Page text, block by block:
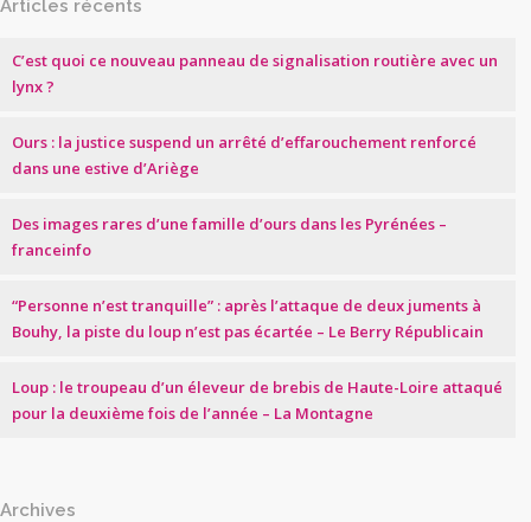
Articles récents
C’est quoi ce nouveau panneau de signalisation routière avec un
lynx ?
Ours : la justice suspend un arrêté d’effarouchement renforcé
dans une estive d’Ariège
Des images rares d’une famille d’ours dans les Pyrénées –
franceinfo
“Personne n’est tranquille” : après l’attaque de deux juments à
Bouhy, la piste du loup n’est pas écartée – Le Berry Républicain
Loup : le troupeau d’un éleveur de brebis de Haute-Loire attaqué
pour la deuxième fois de l’année – La Montagne
Archives